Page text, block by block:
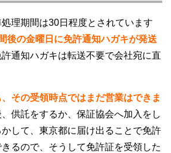
理期間は30日程度とされています
後の金曜日に免許通知ハガキが発送
通知ハガキは転送不要で会社宛に直
その受領時点ではまだ営業はできま
供託をするか、保証協会へ加入をし
して、東京都に届け出ることで免許
るので、そうして免許証を受領した